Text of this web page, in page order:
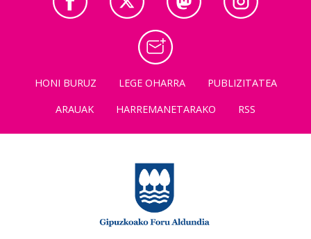
HONI BURUZ LEGE OHARRA
PUBLIZITATEA
ARAUAK
HARREMANETARAKO RSS